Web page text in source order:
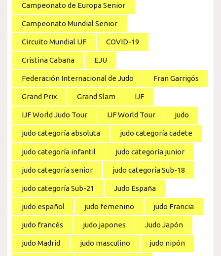
Campeonato de Europa Senior
Campeonato Mundial Senior
Circuito Mundial IJF COVID-19
Cristina Cabaña EJU
Federación Internacional de Judo Fran Garrigós
Grand Prix Grand Slam IJF
IJF World Judo Tour IJF World Tour judo
judo categoría absoluta judo categoría cadete
judo categoría infantil judo categoría junior
judo categoría senior judo categoría Sub-18
judo categoría Sub-21 Judo España
judo español judo femenino judo Francia
judo francés judo japones Judo Japón
judo Madrid judo masculino judo nipón